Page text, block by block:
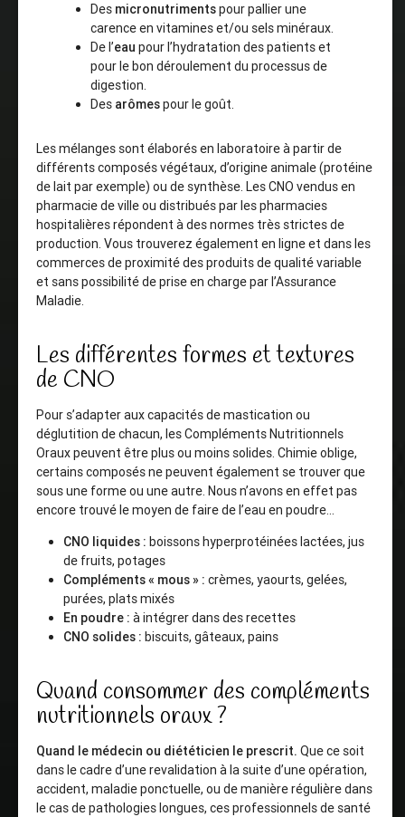
Des micronutrimentspour pallier une
carence en vitamines et/ou sels minéraux.
De l’eau pour l’hydratation des patients et
pour le bon déroulement du processus de
digestion.
Desarômespour le goût.
Les mélanges sont élaborés en laboratoire à partir de
différents composés végétaux, d’origine animale (protéine
de lait par exemple) ou de synthèse. Les CNO vendus en
pharmacie de ville ou distribués par les pharmacies
hospitalières répondent à des normes très strictes de
production. Vous trouverez également en ligne et dans les
commerces de proximité des produits de qualité variable
et sans possibilité de prise en charge par l’Assurance
Maladie.
Les différentes formes et textures
de CNO
Pour s’adapter aux capacités de mastication ou
déglutition de chacun, les Compléments Nutritionnels
Oraux peuvent être plus ou moins solides. Chimie oblige,
certains composés ne peuvent également se trouver que
sous une forme ou une autre. Nous n’avons en effet pas
encore trouvé le moyen de faire de l’eau en poudre…
CNO liquides : boissons hyperprotéinées lactées, jus
de fruits, potages
Compléments « mous » : crèmes, yaourts, gelées,
purées, plats mixés
En poudre : à intégrer dans des recettes
CNO solides : biscuits, gâteaux, pains
Quand consommer des compléments
nutritionnels oraux ?
Quand le médecin ou diététicien le prescrit. Que ce soit
dans le cadre d’une revalidation à la suite d’une opération,
accident, maladie ponctuelle, ou de manière régulière dans
le cas de pathologies longues, ces professionnels de santé